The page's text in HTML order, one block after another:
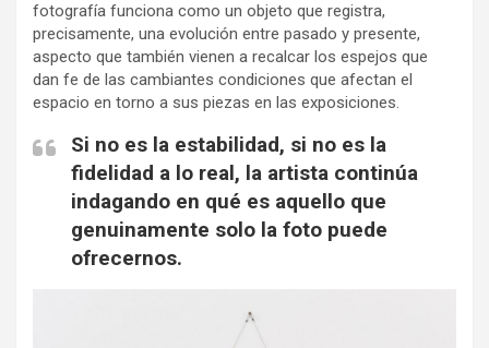
fotografía funciona como un objeto que registra,
precisamente, una evolución entre pasado y presente,
aspecto que también vienen a recalcar los espejos que
dan fe de las cambiantes condiciones que afectan el
espacio en torno a sus piezas en las exposiciones.
Si no es la estabilidad, si no es la
fidelidad a lo real, la artista continúa
indagando en qué es aquello que
genuinamente solo la foto puede
ofrecernos.